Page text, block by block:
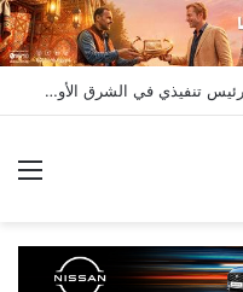
انكوش ارورا ضمن قائمة أقوى 100 رئيس تنفيذي في الشرق الأوسط لعام 2026 في قائمة فوربس الشرق الأوسط”